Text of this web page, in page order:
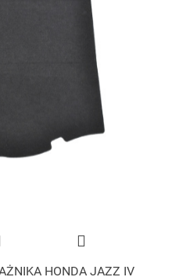
HONDA JAZZ IV